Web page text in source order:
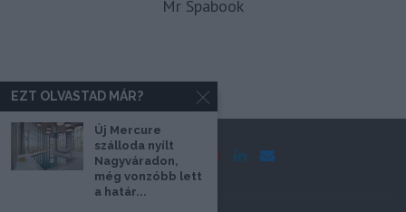
Mr Spabook
EZT OLVASTAD MÁR?
Új Mercure
szálloda nyílt
Nagyváradon,
még vonzóbb lett
a határ...